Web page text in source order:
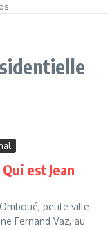
est Jean
petite ville
Fernand Vaz, au